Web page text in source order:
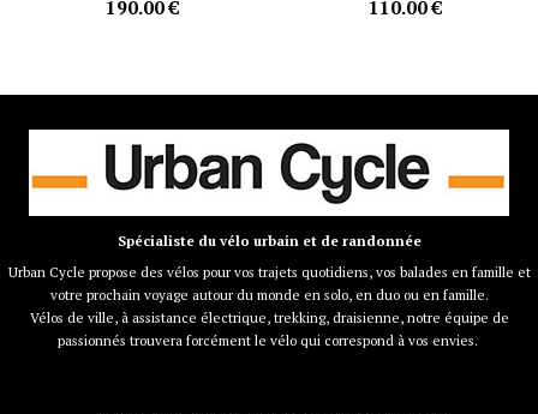
190.00 € 110.00 €
Spécialiste du vélo urbain et de randonnée
Urban Cycle propose des vélos pour vos trajets quotidiens, vos balades en famille et
votre prochain voyage autour du monde en solo, en duo ou en famille.
Vélos de ville, à assistance électrique, trekking, draisienne, notre équipe de
passionnés trouvera forcément le vélo qui correspond à vos envies.